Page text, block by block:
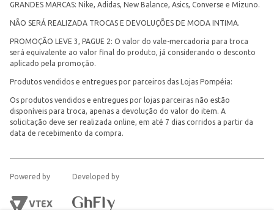
GRANDES MARCAS: Nike, Adidas, New Balance, Asics, Converse e Mizuno.
NÃO SERÁ REALIZADA TROCAS E DEVOLUÇÕES DE MODA INTIMA.
PROMOÇÃO LEVE 3, PAGUE 2: O valor do vale-mercadoria para troca
será equivalente ao valor final do produto, já considerando o desconto
aplicado pela promoção.
Produtos vendidos e entregues por parceiros das Lojas Pompéia:
Os produtos vendidos e entregues por lojas parceiras não estão
disponíveis para troca, apenas a devolução do valor do item. A
solicitação deve ser realizada online, em até 7 dias corridos a partir da
data de recebimento da compra.
Powered by Developed by